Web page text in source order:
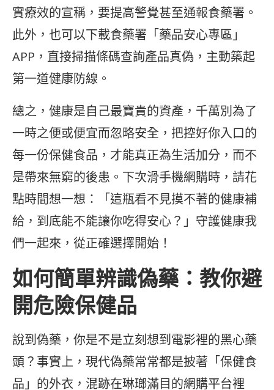
實療效的宣稱，要提高警覺甚至通報食藥署。
此外，也可以下載食藥署「藥品安心專區」
APP，直接掃描條碼查詢產品真偽，主動築起
第一道健康防線。
總之，健康是自己最寶貴的資產，千萬別為了
一時之便或便宜而忽略安全，把控好你入口的
每一份保健食品，才能真正為生活加分，而不
是帶來無窮的後患。下次滑手機網購時，請花
點時間想一想：「這瓶看不見摸不著的健康補
給，到底能不能讓你吃得安心？」守護健康我
們一起來，從正確選擇開始！
如何簡單辨識偽藥：教你避
開危險保健品
說到偽藥，你是不是立刻想到電影裡的黑心藥
頭？事實上，現代偽藥常常都是披著「保健食
品」的外衣，混跡在琳瑯滿目的網購平台裡